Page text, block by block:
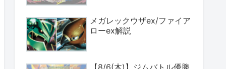
メガレックウザex/ファイア
ローex解説
【8/6(木)】ジムバトル優勝